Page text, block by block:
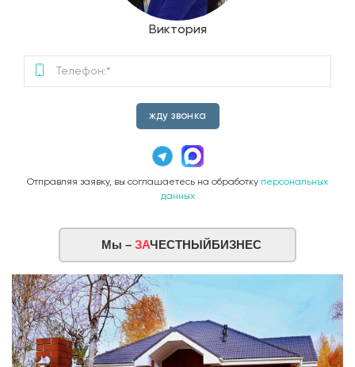
Виктория
жду звонка
Отправляя заявку, вы соглашаетесь на обработку персональных
данных
Мы – ЗАЧЕСТНЫЙБИЗНЕС